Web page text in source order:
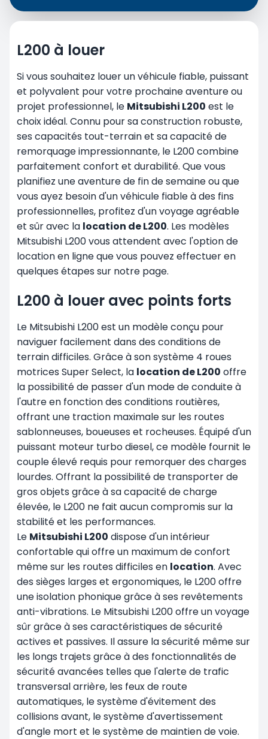
L200 à louer
Si vous souhaitez louer un véhicule fiable, puissant
et polyvalent pour votre prochaine aventure ou
projet professionnel, le Mitsubishi L200 est le
choix idéal. Connu pour sa construction robuste,
ses capacités tout-terrain et sa capacité de
remorquage impressionnante, le L200 combine
parfaitement confort et durabilité. Que vous
planifiez une aventure de fin de semaine ou que
vous ayez besoin d'un véhicule fiable à des fins
professionnelles, profitez d'un voyage agréable
et sûr avec la location de L200. Les modèles
Mitsubishi L200 vous attendent avec l'option de
location en ligne que vous pouvez effectuer en
quelques étapes sur notre page.
L200 à louer avec points forts
Le Mitsubishi L200 est un modèle conçu pour
naviguer facilement dans des conditions de
terrain difficiles. Grâce à son système 4 roues
motrices Super Select, la location de L200 offre
la possibilité de passer d'un mode de conduite à
l'autre en fonction des conditions routières,
offrant une traction maximale sur les routes
sablonneuses, boueuses et rocheuses. Équipé d'un
puissant moteur turbo diesel, ce modèle fournit le
couple élevé requis pour remorquer des charges
lourdes. Offrant la possibilité de transporter de
gros objets grâce à sa capacité de charge
élevée, le L200 ne fait aucun compromis sur la
stabilité et les performances.
Le Mitsubishi L200 dispose d'un intérieur
confortable qui offre un maximum de confort
même sur les routes difficiles en location. Avec
des sièges larges et ergonomiques, le L200 offre
une isolation phonique grâce à ses revêtements
anti-vibrations. Le Mitsubishi L200 offre un voyage
sûr grâce à ses caractéristiques de sécurité
actives et passives. Il assure la sécurité même sur
les longs trajets grâce à des fonctionnalités de
sécurité avancées telles que l'alerte de trafic
transversal arrière, les feux de route
automatiques, le système d'évitement des
collisions avant, le système d'avertissement
d'angle mort et le système de maintien de voie.